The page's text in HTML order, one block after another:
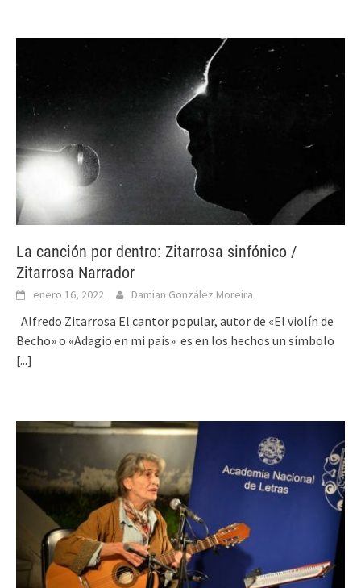
La canción por dentro: Zitarrosa sinfónico /
Zitarrosa Narrador
enero 16, 2022 Damian González Moreira
Alfredo Zitarrosa El cantor popular, autor de «El violín de
Becho» o «Adagio en mi país» es en los hechos un símbolo
[...]